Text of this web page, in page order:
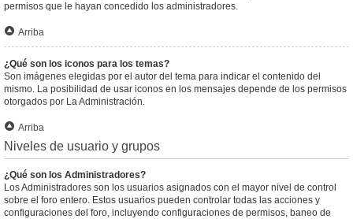
permisos que le hayan concedido los administradores.
Arriba
¿Qué son los iconos para los temas?
Son imágenes elegidas por el autor del tema para indicar el contenido del
mismo. La posibilidad de usar iconos en los mensajes depende de los permisos
otorgados por La Administración.
Arriba
Niveles de usuario y grupos
¿Qué son los Administradores?
Los Administradores son los usuarios asignados con el mayor nivel de control
sobre el foro entero. Estos usuarios pueden controlar todas las acciones y
configuraciones del foro, incluyendo configuraciones de permisos, baneo de